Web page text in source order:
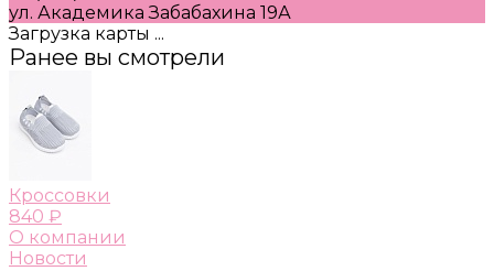
ул. Академика Забабахина 19А
Загрузка карты ...
Ранее вы смотрели
Кроссовки
840 ₽
О компании
Новости